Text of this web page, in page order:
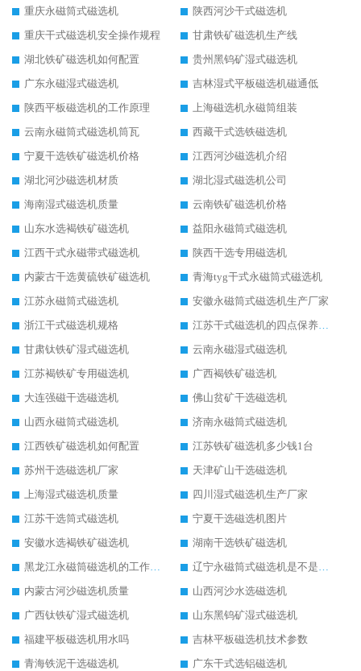
重庆永磁筒式磁选机
陕西河沙干式磁选机
重庆干式磁选机安全操作规程
甘肃铁矿磁选机生产线
湖北铁矿磁选机如何配置
贵州黑钨矿湿式磁选机
广东永磁湿式磁选机
吉林湿式平板磁选机磁通低
陕西平板磁选机的工作原理
上海磁选机永磁筒组装
云南永磁筒式磁选机筒瓦
西藏干式选铁磁选机
宁夏干选铁矿磁选机价格
江西河沙磁选机介绍
湖北河沙磁选机材质
湖北湿式磁选机公司
海南湿式磁选机质量
云南铁矿磁选机价格
山东水选褐铁矿磁选机
益阳永磁筒式磁选机
江西干式永磁带式磁选机
陕西干选专用磁选机
内蒙古干选黄硫铁矿磁选机
青海tyg干式永磁筒式磁选机
江苏永磁筒式磁选机
安徽永磁筒式磁选机生产厂家
浙江干式磁选机规格
江苏干式磁选机的四点保养秘籍
甘肃钛铁矿湿式磁选机
云南永磁湿式磁选机
江苏褐铁矿专用磁选机
广西褐铁矿磁选机
大连强磁干选磁选机
佛山贫矿干选磁选机
山西永磁筒式磁选机
济南永磁筒式磁选机
江西铁矿磁选机如何配置
江苏铁矿磁选机多少钱1台
苏州干选磁选机厂家
天津矿山干选磁选机
上海湿式磁选机质量
四川湿式磁选机生产厂家
江苏干选筒式磁选机
宁夏干选磁选机图片
安徽水选褐铁矿磁选机
湖南干选铁矿磁选机
黑龙江永磁筒磁选机的工作原理
辽宁永磁筒式磁选机是不是强磁
内蒙古河沙磁选机质量
山西河沙水选磁选机
广西钛铁矿湿式磁选机
山东黑钨矿湿式磁选机
福建平板磁选机用水吗
吉林平板磁选机技术参数
青海铁泥干选磁选机
广东干式选铝磁选机